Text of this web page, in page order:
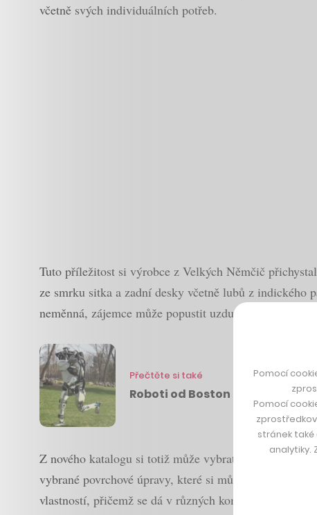
včetně svých individuálních potřeb.
Tuto příležitost si výrobce z Velkých Němčič
ze smrku sitka a zadní desky včetně lubů z
neměnná, zájemce může popustit uzdu fantazie v
Přečtěte si také
Roboti od Boston Dynamics
Z nového katalogu si totiž může vybrat, jak si svou
vybrané povrchové úpravy, které si může nechat na
vlastností, přičemž se dá v různých kombinacích
Pomocí
Pomocí
stránek
analytiky.